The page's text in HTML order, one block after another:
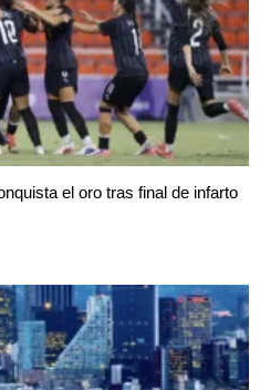
el oro tras final de infarto